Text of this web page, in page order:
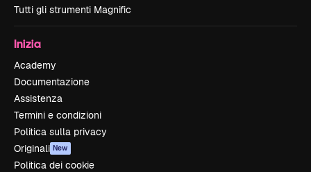
Tutti gli strumenti Magnific
Inizia
Academy
Documentazione
Assistenza
Termini e condizioni
Politica sulla privacy
Originali New
Politica dei cookie